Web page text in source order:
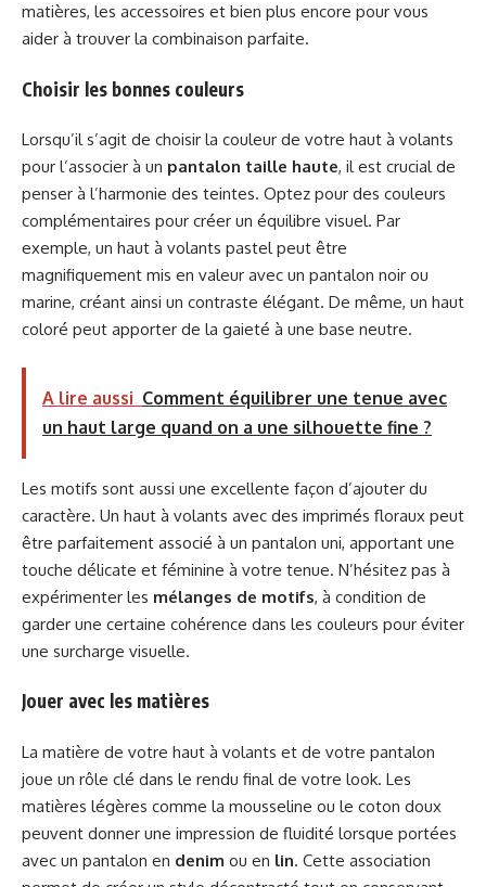
matières, les accessoires et bien plus encore pour vous
aider à trouver la combinaison parfaite.
Choisir les bonnes couleurs
Lorsqu’il s’agit de choisir la couleur de votre haut à volants
pour l’associer à un pantalon taille haute, il est crucial de
penser à l’harmonie des teintes. Optez pour des couleurs
complémentaires pour créer un équilibre visuel. Par
exemple, un haut à volants pastel peut être
magnifiquement mis en valeur avec un pantalon noir ou
marine, créant ainsi un contraste élégant. De même, un haut
coloré peut apporter de la gaieté à une base neutre.
A lire aussi Comment équilibrer une tenue avec
un haut large quand on a une silhouette fine ?
Les motifs sont aussi une excellente façon d’ajouter du
caractère. Un haut à volants avec des imprimés floraux peut
être parfaitement associé à un pantalon uni, apportant une
touche délicate et féminine à votre tenue. N’hésitez pas à
expérimenter les mélanges de motifs, à condition de
garder une certaine cohérence dans les couleurs pour éviter
une surcharge visuelle.
Jouer avec les matières
La matière de votre haut à volants et de votre pantalon
joue un rôle clé dans le rendu final de votre look. Les
matières légères comme la mousseline ou le coton doux
peuvent donner une impression de fluidité lorsque portées
avec un pantalon en denim ou en lin. Cette association